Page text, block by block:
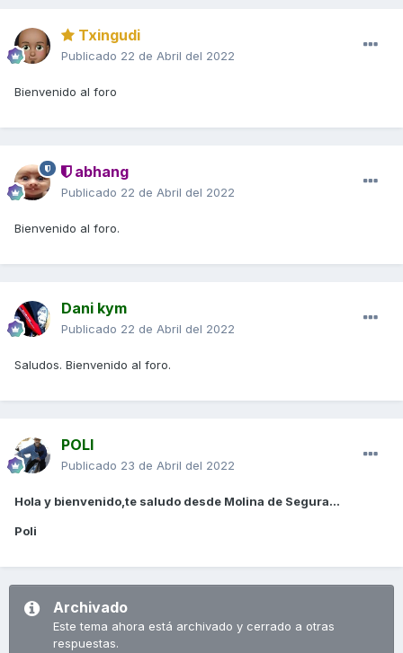
Txingudi
Publicado 22 de Abril del 2022
Bienvenido al foro
abhang
Publicado 22 de Abril del 2022
Bienvenido al foro.
Dani kym
Publicado 22 de Abril del 2022
Saludos. Bienvenido al foro.
POLI
Publicado 23 de Abril del 2022
Hola y bienvenido,te saludo desde Molina de Segura...
Poli
Archivado
Este tema ahora está archivado y cerrado a otras
respuestas.